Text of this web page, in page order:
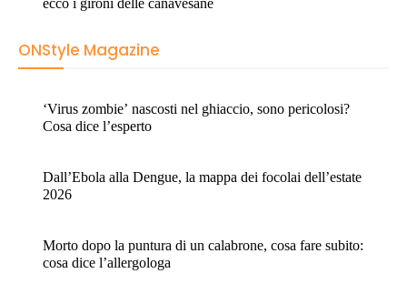
ONStyle Magazine